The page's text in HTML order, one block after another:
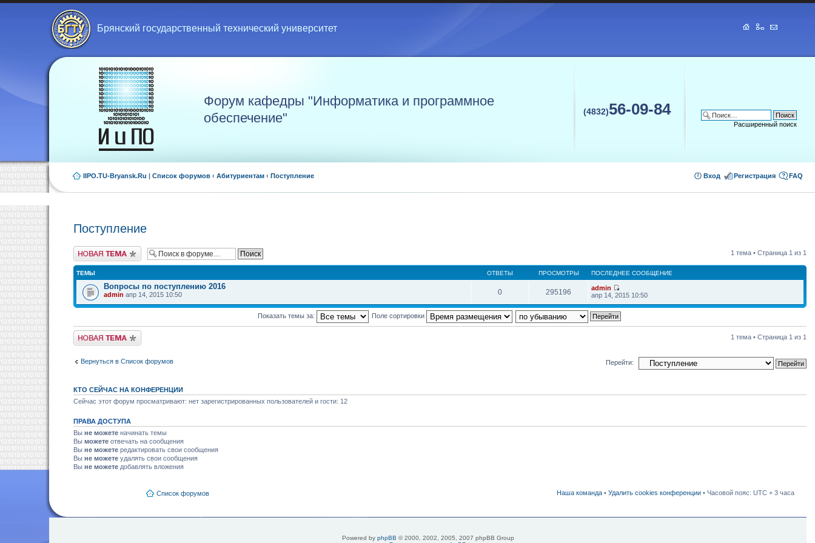
Брянский государственный технический университет
Форум кафедры "Информатика и программное
обеспечение"
(4832)56-09-84
Расширенный поиск
IIPO.TU-Bryansk.Ru | Список форумов ‹ Абитуриентам ‹ Поступление FAQ
Регистрация
Вход
Поступление
Новая тема 1 тема • Страница 1 из 1
ТЕМЫ ОТВЕТЫ ПРОСМОТРЫ ПОСЛЕДНЕЕ СООБЩЕНИЕ
Вопросы по поступлению 2016
admin апр 14, 2015 10:50 0 295196
admin
апр 14, 2015 10:50
Показать темы за: Поле сортировки
Новая тема 1 тема • Страница 1 из 1
Вернуться в Список форумов Перейти:
КТО СЕЙЧАС НА КОНФЕРЕНЦИИ
Сейчас этот форум просматривают: нет зарегистрированных пользователей и гости: 12
ПРАВА ДОСТУПА
Вы не можете начинать темы
Вы можете отвечать на сообщения
Вы не можете редактировать свои сообщения
Вы не можете удалять свои сообщения
Вы не можете добавлять вложения
Список форумов Наша команда • Удалить cookies конференции • Часовой пояс: UTC + 3 часа
Powered by phpBB © 2000, 2002, 2005, 2007 phpBB Group